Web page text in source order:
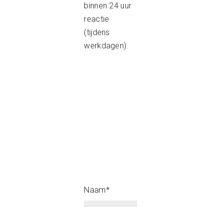
binnen 24 uur
reactie
(tijdens
werkdagen).
Naam*